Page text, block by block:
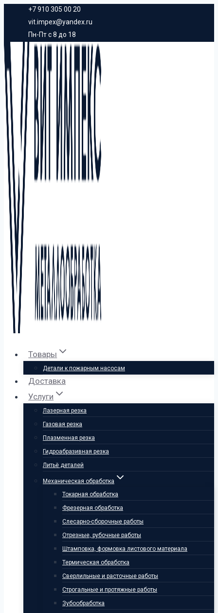
Перейти
содержанию
+7 910 305 00 20
vit.impex@yandex.ru
Пн-Пт с 8 до 18
Товары
Детали к пожарным насосам
Доставка
Услуги
Лазерная резка
Газовая резка
Плазменная резка
Гидроабразивная резка
Литьё деталей
Механическая обработка
Токарная обработка
Фрезерная обработка
Слесарно-сборочные работы
Отрезные, рубочные работы
Штамповка, формовка листового материала
Термическая обработка
Сверлильные и расточные работы
Строгальные и протяжные работы
Зубообработка